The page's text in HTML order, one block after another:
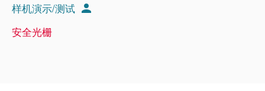
样机演示/测试
安全光栅